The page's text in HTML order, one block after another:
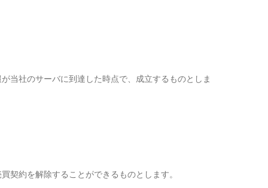
当社のサーバに到達した時点で、成立するものとしま
契約を解除することができるものとします。